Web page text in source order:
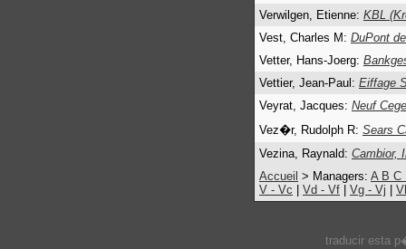
Verwilgen, Etienne: KBL
Vest, Charles M: DuPont
Vetter, Hans-Joerg:
Vettier, Jean-Paul: Eiffage
Veyrat, Jacques: Neuf
Vez�r, Rudolph R: Sears
Vezina, Raynald: Cambior,
Accueil > Managers: A B C
V - Vc
Vd - Vf Vg - Vj
traducir esta